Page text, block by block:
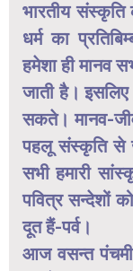
भारतीय
धर्म का
हमेशा ही मानव
जाती है।
सकते। मानव-
पहलू संस्कृति से
सभी हमारी
पवित्र सन्देशों
दूत हैं-पर्व।
आज वसन्त पंचमी